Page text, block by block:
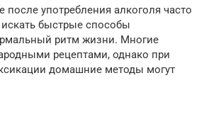
после употребления алкоголя часто
быстрые способы
ритм жизни. Многие
рецептами, однако при
домашние методы могут